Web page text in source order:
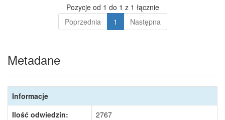
Pozycje od 1 do 1 z 1 łącznie
Poprzednia
1 Następna
Metadane
Informacje
Ilość odwiedzin:
2767